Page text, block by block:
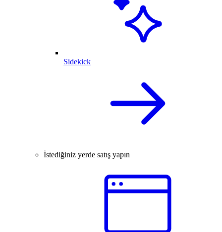
Sidekick
İstediğiniz yerde satış yapın